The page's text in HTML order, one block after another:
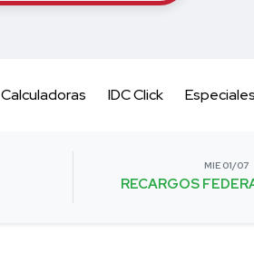
Calculadoras IDC Click Especiales
MIE 01/07
RECARGOS